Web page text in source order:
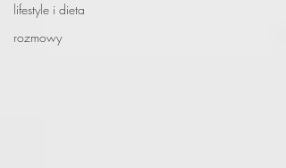
lifestyle i dieta
rozmowy